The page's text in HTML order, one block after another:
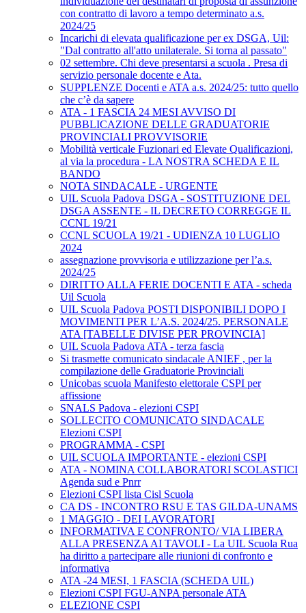
con contratto di lavoro a tempo determinato a.s.
2024/25
Incarichi di elevata qualificazione per ex DSGA, Uil:
"Dal contratto all'atto unilaterale. Si torna al passato"
02 settembre. Chi deve presentarsi a scuola . Presa di
servizio personale docente e Ata.
SUPPLENZE Docenti e ATA a.s. 2024/25: tutto quello
che c’è da sapere
ATA - 1 FASCIA 24 MESI AVVISO DI
PUBBLICAZIONE DELLE GRADUATORIE
PROVINCIALI PROVVISORIE
Mobilità verticale Fuzionari ed Elevate Qualificazioni,
al via la procedura - LA NOSTRA SCHEDA E IL
BANDO
NOTA SINDACALE - URGENTE
UIL Scuola Padova DSGA - SOSTITUZIONE DEL
DSGA ASSENTE - IL DECRETO CORREGGE IL
CCNL 19/21
CCNL SCUOLA 19/21 - UDIENZA 10 LUGLIO
2024
assegnazione provvisoria e utilizzazione per l’a.s.
2024/25
DIRITTO ALLA FERIE DOCENTI E ATA - scheda
Uil Scuola
UIL Scuola Padova POSTI DISPONIBILI DOPO I
MOVIMENTI PER L’A.S. 2024/25. PERSONALE
ATA [TABELLE DIVISE PER PROVINCIA]
UIL Scuola Padova ATA - terza fascia
Si trasmette comunicato sindacale ANIEF , per la
compilazione delle Graduatorie Provinciali
Unicobas scuola Manifesto elettorale CSPI per
affissione
SNALS Padova - elezioni CSPI
SOLLECITO COMUNICATO SINDACALE
Elezioni CSPI
PROGRAMMA - CSPI
UIL SCUOLA IMPORTANTE - elezioni CSPI
ATA - NOMINA COLLABORATORI SCOLASTICI
Agenda sud e Pnrr
Elezioni CSPI lista Cisl Scuola
CA DS - INCONTRO RSU E TAS GILDA-UNAMS
1 MAGGIO - DEI LAVORATORI
INFORMATIVA E CONFRONTO/ VIA LIBERA
ALLA PRESENZA AI TAVOLI - La UIL Scuola Rua
ha diritto a partecipare alle riunioni di confronto e
informativa
ATA -24 MESI, 1 FASCIA (SCHEDA UIL)
Elezioni CSPI FGU-ANPA personale ATA
ELEZIONE CSPI